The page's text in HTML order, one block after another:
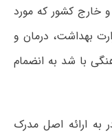
خارج کشور که مورد
بهداشت، درمان و
با شد به انضمام
به ارائه اصل مدرک